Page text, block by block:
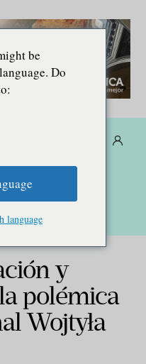
y
polémica
Wojtyła
be
Do
language